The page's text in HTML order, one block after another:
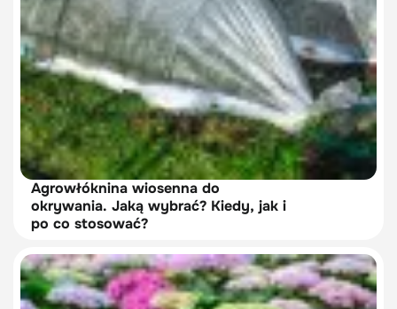
Agrowłóknina wiosenna do
okrywania. Jaką wybrać? Kiedy, jak i
po co stosować?